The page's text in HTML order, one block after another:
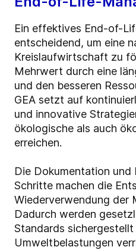
Ein effektives End-of-
entscheidend, um eine
Kreislaufwirtschaft zu
Mehrwert durch eine
und den besseren
GEA setzt auf
und innovative
ökologische als auch
erreichen.
Die Dokumentation
Schritte machen die
Wiederverwendung der
Dadurch werden
Standards
Umweltbelastungen